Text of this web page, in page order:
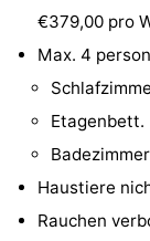
Sport
Schwimmbader
Radfahren
Wandern
-
€379,00
Max. 4
Etagenbett.
Haustiere
Rauchen